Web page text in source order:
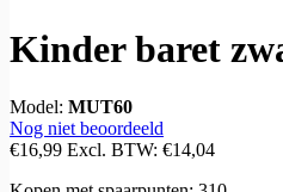
Kinder baret
Model: MUT60
Nog niet beoordeeld
€16,99 Excl. BTW: €14,04